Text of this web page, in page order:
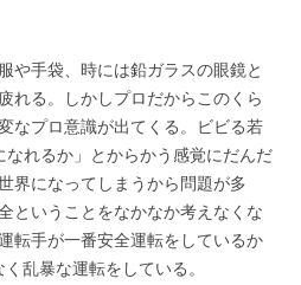
や手袋、時には鉛ガラスの眼鏡と
れる。しかしプロだからこのくら
なプロ意識が出てくる。ビビる若
れるか」とからかう感覚にだんだ
界になってしまうから問題が多
いうことをなかなか考えなくな
転手が一番安全運転をしているか
乱暴な運転をしている。